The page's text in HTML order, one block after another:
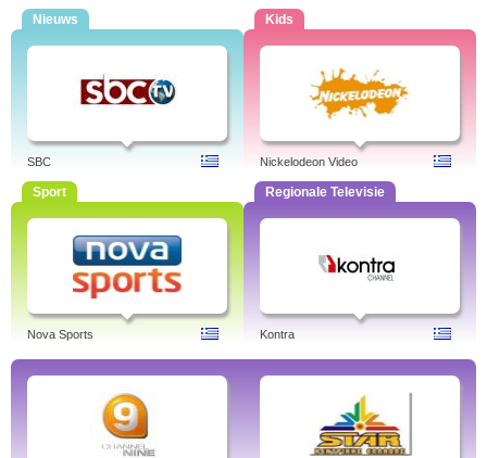
Nieuws
SBC
Kids
Nickelodeon Video
Sport
Nova Sports
Regionale Televisie
Kontra